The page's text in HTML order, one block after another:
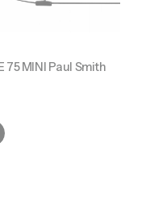
75 MINI Paul Smith